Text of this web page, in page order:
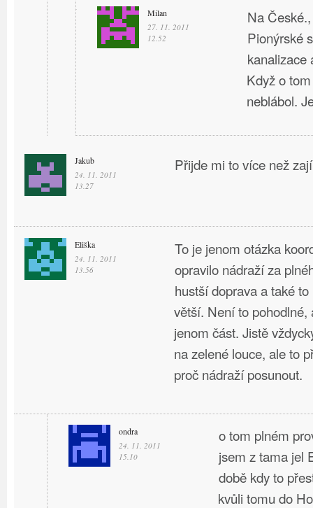
Milan
27. 11. 2011
12.52
Na
Pionýrské
kanalizace
Když o
neblábol.
Jakub
24. 11. 2011
13.27
Přijde mi to více než
Eliška
24. 11. 2011
13.56
To je jenom otázka
opravilo nádraží za
hustší doprava a také
větší. Není to pohodlné,
jenom část. Jistě
na zelené louce, ale to
proč nádraží posunout.
ondra
24. 11. 2011
15.10
o tom plném
jsem z tama jel
době kdy to
kvůli tomu do